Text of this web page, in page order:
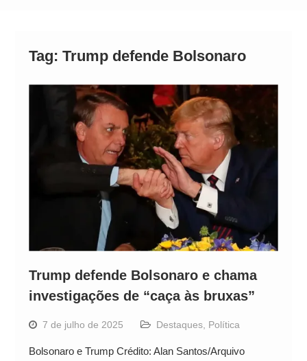
Tag: Trump defende Bolsonaro
Trump defende Bolsonaro e chama
investigações de “caça às bruxas”
7 de julho de 2025 Destaques, Política
Bolsonaro e Trump Crédito: Alan Santos/Arquivo